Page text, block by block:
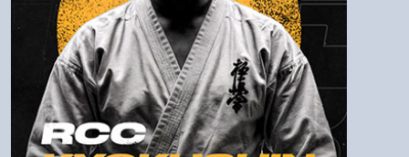
Войти
Напомнить пароль
Регистрация